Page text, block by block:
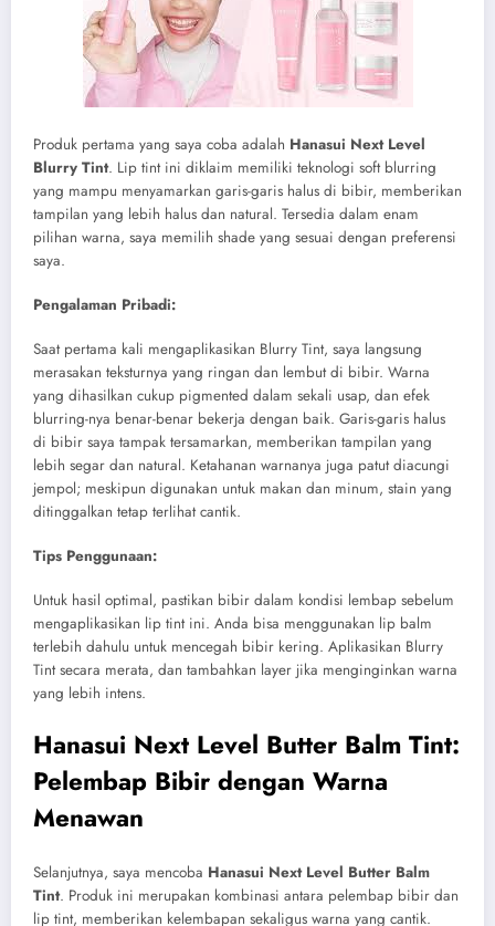
Produk pertama yang saya coba adalah Hanasui Next Level
Blurry Tint. Lip tint ini diklaim memiliki teknologi soft blurring
yang mampu menyamarkan garis-garis halus di bibir, memberikan
tampilan yang lebih halus dan natural. Tersedia dalam enam
pilihan warna, saya memilih shade yang sesuai dengan preferensi
saya.
Pengalaman Pribadi:
Saat pertama kali mengaplikasikan Blurry Tint, saya langsung
merasakan teksturnya yang ringan dan lembut di bibir. Warna
yang dihasilkan cukup pigmented dalam sekali usap, dan efek
blurring-nya benar-benar bekerja dengan baik. Garis-garis halus
di bibir saya tampak tersamarkan, memberikan tampilan yang
lebih segar dan natural. Ketahanan warnanya juga patut diacungi
jempol; meskipun digunakan untuk makan dan minum, stain yang
ditinggalkan tetap terlihat cantik.
Tips Penggunaan:
Untuk hasil optimal, pastikan bibir dalam kondisi lembap sebelum
mengaplikasikan lip tint ini. Anda bisa menggunakan lip balm
terlebih dahulu untuk mencegah bibir kering. Aplikasikan Blurry
Tint secara merata, dan tambahkan layer jika menginginkan warna
yang lebih intens.
Hanasui Next Level Butter Balm Tint:
Pelembap Bibir dengan Warna
Menawan
Selanjutnya, saya mencoba Hanasui Next Level Butter Balm
Tint. Produk ini merupakan kombinasi antara pelembap bibir dan
lip tint, memberikan kelembapan sekaligus warna yang cantik.